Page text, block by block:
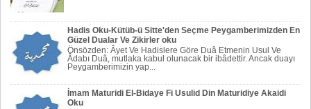
Hadis Oku-Kütüb-ü Sitte'den Seçme Peygamberimizden En
Güzel Dualar Ve Zikirler oku
Önsözden: Âyet Ve Hadislere Göre Duâ Etmenin Usul Ve
Âdabı Duâ, mutlaka kabul olunacak bir ibâdettir. Ancak duayı
Peygamberi­mizin yap...
İmam Maturidi El-Bidaye Fi Usulid Din Maturidiye Akaidi
Oku